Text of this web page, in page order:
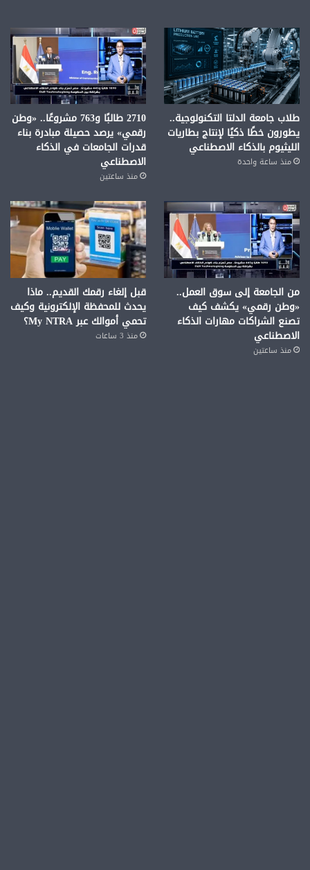
طلاب جامعة الدلتا التكنولوجية..
يطورون خطًا ذكيًا لإنتاج بطاريات
الليثيوم بالذكاء الاصطناعي
منذ ساعة واحدة
2710 طالبًا و763 مشروعًا.. «وطن
رقمي» يرصد حصيلة مبادرة بناء
قدرات الجامعات في الذكاء
الاصطناعي
منذ ساعتين
من الجامعة إلى سوق العمل..
«وطن رقمي» يكشف كيف
تصنع الشراكات مهارات الذكاء
الاصطناعي
منذ ساعتين
قبل إلغاء رقمك القديم.. ماذا
يحدث للمحفظة الإلكترونية وكيف
تحمي أموالك عبر My NTRA؟
منذ 3 ساعات